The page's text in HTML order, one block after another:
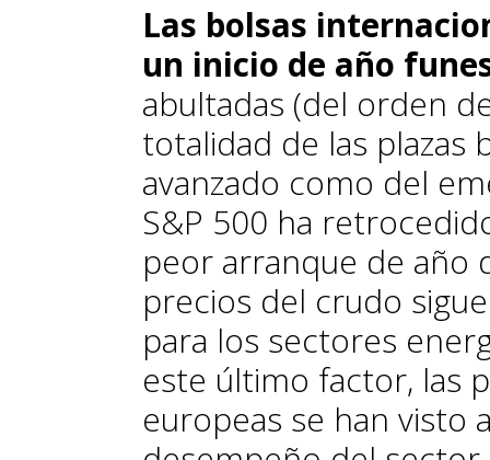
Las bolsas
un inicio de año
abultadas (del orden
totalidad de las plazas
avanzado como del
S&P 500 ha
peor arranque de año
precios del crudo
para los sectores
este último factor, las
europeas se han visto